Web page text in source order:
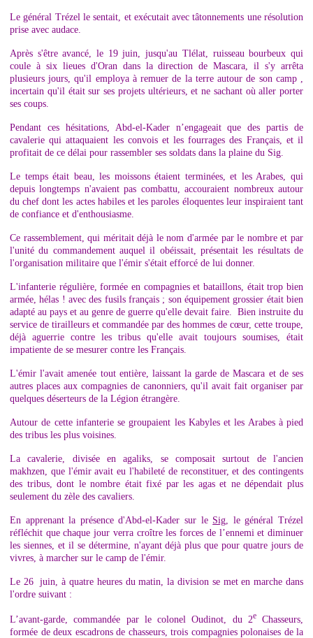
Le général Trézel le sentait, et exécutait avec tâtonnements une résolution
prise avec audace.
Après s'être avancé, le 19 juin, jusqu'au Tlélat, ruisseau bourbeux qui
coule à six lieues d'Oran dans la direction de Mascara, il s'y arrêta
plusieurs jours, qu'il employa à remuer de la terre autour de son camp ,
incertain qu'il était sur ses projets ultérieurs, et ne sachant où aller porter
ses coups.
Pendant ces hésitations, Abd-el-Kader n’engageait que des partis de
cavalerie qui attaquaient les convois et les fourrages des Français, et il
profitait de ce délai pour rassembler ses soldats dans la plaine du Sig.
Le temps était beau, les moissons étaient terminées, et les Arabes, qui
depuis longtemps n'avaient pas combattu, accouraient nombreux autour
du chef dont les actes habiles et les paroles éloquentes leur inspiraient tant
de confiance et d'enthousiasme.
Ce rassemblement, qui méritait déjà le nom d'armée par le nombre et par
l'unité du commandement auquel il obéissait, présentait les résultats de
l'organisation militaire que l'émir s'était efforcé de lui donner.
L'infanterie régulière, formée en compagnies et bataillons, était trop bien
armée, hélas ! avec des fusils français ; son équipement grossier était bien
adapté au pays et au genre de guerre qu'elle devait faire. Bien instruite du
service de tirailleurs et commandée par des hommes de cœur, cette troupe,
déjà aguerrie contre les tribus qu'elle avait toujours soumises, était
impatiente de se mesurer contre les Français.
L'émir l'avait amenée tout entière, laissant la garde de Mascara et de ses
autres places aux compagnies de canonniers, qu'il avait fait organiser par
quelques déserteurs de la Légion étrangère.
Autour de cette infanterie se groupaient les Kabyles et les Arabes à pied
des tribus les plus voisines.
La cavalerie, divisée en agaliks, se composait surtout de l'ancien
makhzen, que l'émir avait eu l'habileté de reconstituer, et des contingents
des tribus, dont le nombre était fixé par les agas et ne dépendait plus
seulement du zèle des cavaliers.
En apprenant la présence d'Abd-el-Kader sur le Sig, le général Trézel
réfléchit que chaque jour verra croître les forces de l’ennemi et diminuer
les siennes, et il se détermine, n'ayant déjà plus que pour quatre jours de
vivres, à marcher sur le camp de l'émir.
Le 26 juin, à quatre heures du matin, la division se met en marche dans
l'ordre suivant :
L’avant-garde, commandée par le colonel Oudinot, du 2eChasseurs,
formée de deux escadrons de chasseurs, trois compagnies polonaises de la